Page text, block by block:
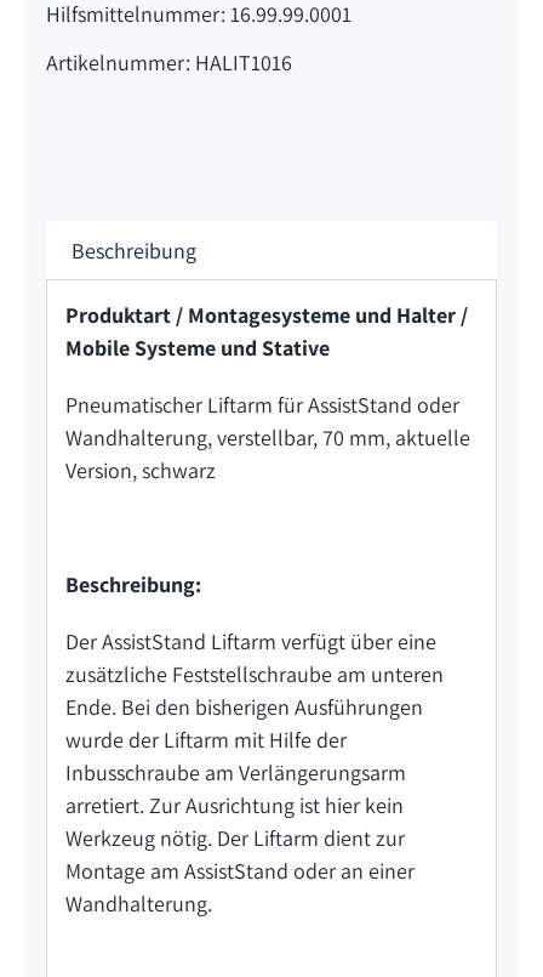
Hilfsmittelnummer: 16.99.99.0001
Artikelnummer: HALIT1016
Beschreibung
Produktart / Montagesysteme und Halter /
Mobile Systeme und Stative
Pneumatischer Liftarm für AssistStand oder
Wandhalterung, verstellbar, 70 mm, aktuelle
Version, schwarz
Beschreibung:
Der AssistStand Liftarm verfügt über eine
zusätzliche Feststellschraube am unteren
Ende. Bei den bisherigen Ausführungen
wurde der Liftarm mit Hilfe der
Inbusschraube am Verlängerungsarm
arretiert. Zur Ausrichtung ist hier kein
Werkzeug nötig. Der Liftarm dient zur
Montage am AssistStand oder an einer
Wandhalterung.